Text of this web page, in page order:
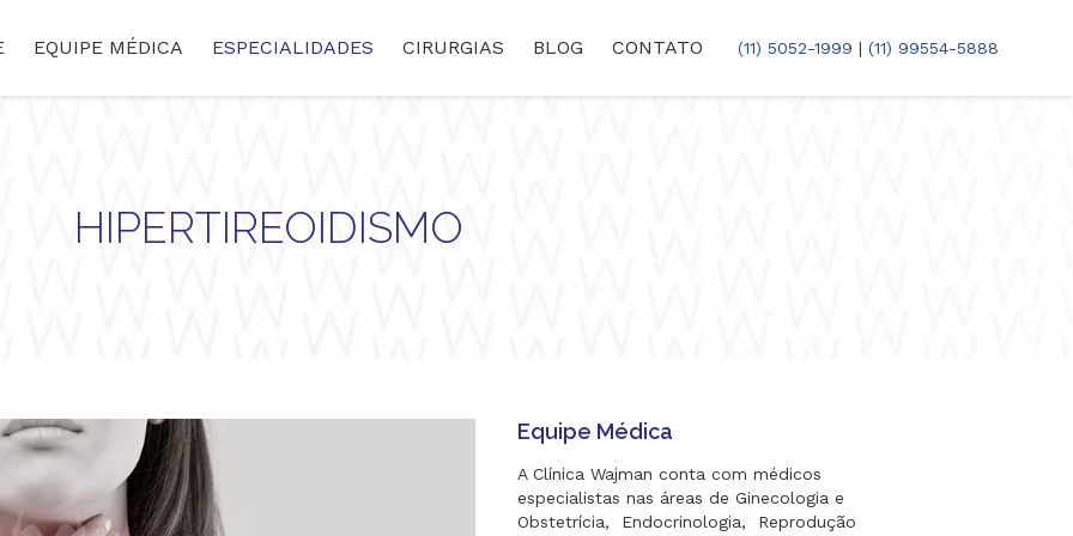
(11) 5052-1999 | (11) 99554-5888
EQUIPE MÉDICA ESPECIALIDADES CIRURGIAS BLOG CONTATO
HIPERTIREOIDISMO
Equipe Médica
A Clínica Wajman conta com médicos
especialistas nas áreas de Ginecologia e
Obstetrícia, Endocrinologia, Reprodução